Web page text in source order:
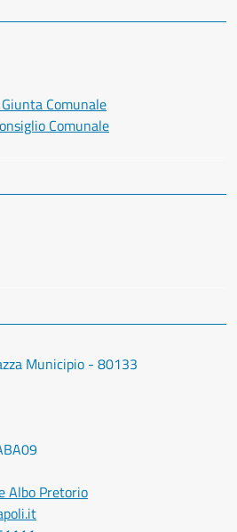
Comunale
Comunale
Municipio - 80133
Albo Pretorio